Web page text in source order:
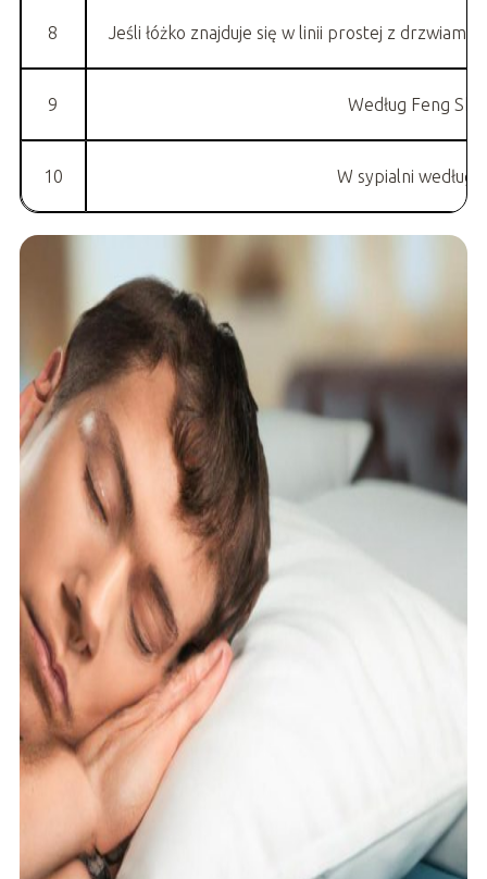
8 Jeśli łóżko znajduje się w linii prostej z
9 Według Feng
10 W sypialni według